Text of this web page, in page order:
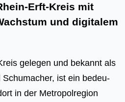
Erft-Kreis mit
und digitalem
gele­gen und bekannt als
Schu­ma­cher, ist ein bedeu­
in der Metro­pol­re­gi­on